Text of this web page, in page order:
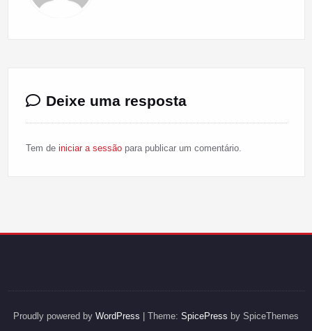
Deixe uma resposta
Tem de iniciar a sessãopara publicar um comentário.
Proudly powered by WordPress | Theme: SpicePress by SpiceThemes